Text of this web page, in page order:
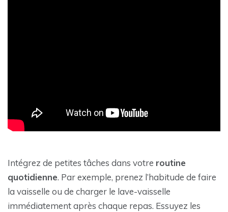
Intégrez de petites tâches dans votre routine
quotidienne. Par exemple, prenez l’habitude de faire
la vaisselle ou de charger le lave-vaisselle
immédiatement après chaque repas. Essuyez les